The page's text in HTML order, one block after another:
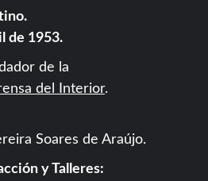
de 1953.
de la
del Interior.
Soares de Araújo.
y Talleres: